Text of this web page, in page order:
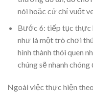
nói hoặc cử chỉ vuốt
Bước 6: tiếp tục thực
như là một trò chơi
hình thành thói quen
chúng sẽ nhanh
Ngoài việc thực hiện